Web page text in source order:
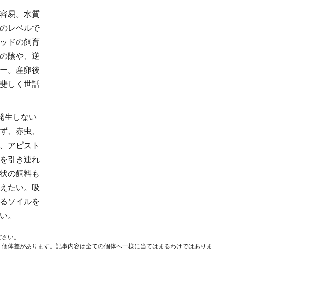
易。水質
レベルで
ドの飼育
陰や、逆
。産卵後
しく世話
生しない
、赤虫、
アピスト
引き連れ
の飼料も
たい。吸
ソイルを
。
い。
体差があります。記事内容は全ての個体へ一様に当てはまるわけではありま